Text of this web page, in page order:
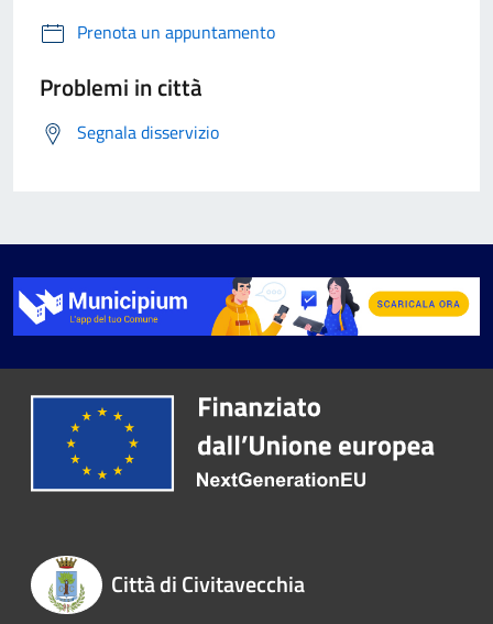
Prenota un appuntamento
Problemi in città
Segnala disservizio
Città di Civitavecchia